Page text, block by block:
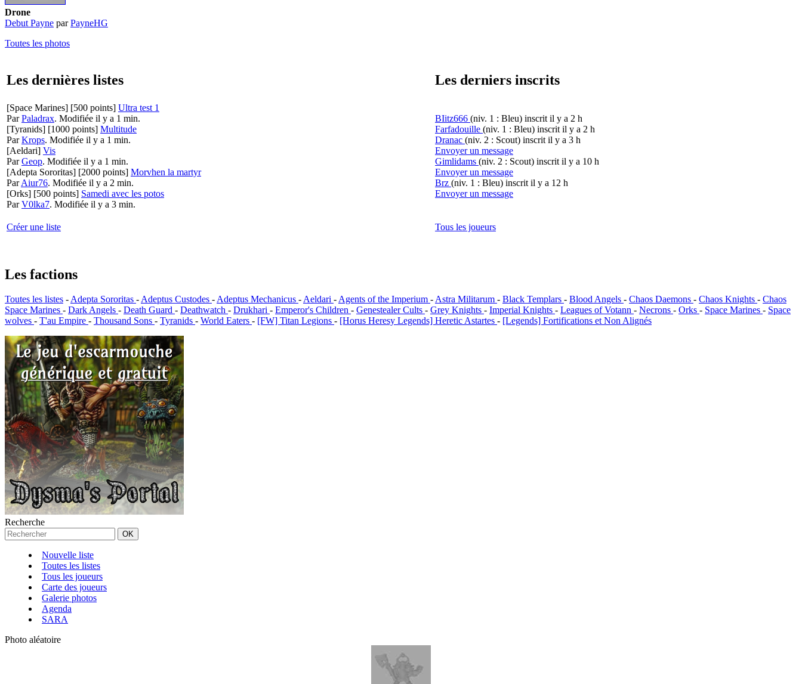
Drone
Debut Payne parPayneHG
Toutes les photos
Les dernières listes Les derniers inscrits
[Space Marines] [500 points] Ultra test 1
ParPaladrax. Modifiée il y a 1 min.
[Tyranids] [1000 points] Multitude
ParKrops. Modifiée il y a 1 min.
[Aeldari] Vis
ParGeop. Modifiée il y a 1 min.
[Adepta Sororitas] [2000 points] Morvhen la martyr
ParAiur76. Modifiée il y a 2 min.
[Orks] [500 points] Samedi avec les potos
ParV0lka7. Modifiée il y a 3 min.
BIitz666 (niv. 1 : Bleu) inscrit il y a 2 h
Farfadouille (niv. 1 : Bleu) inscrit il y a 2 h
Dranac (niv. 2 : Scout) inscrit il y a 3 h
Envoyer un message
Gimlidams (niv. 2 : Scout) inscrit il y a 10 h
Envoyer un message
Brz (niv. 1 : Bleu) inscrit il y a 12 h
Envoyer un message
Créer une liste Tous les joueurs
Les factions
Toutes les listes -Adepta Sororitas -Adeptus Custodes -Adeptus Mechanicus -Aeldari -Agents of the Imperium -Astra Militarum - Black Templars - Blood Angels - Chaos Daemons - Chaos Knights - Chaos
Space Marines - Dark Angels - Death Guard - Deathwatch - Drukhari - Emperor's Children - Genestealer Cults - Grey Knights - Imperial Knights - Leagues of Votann - Necrons - Orks - Space Marines - Space
wolves - T'au Empire - Thousand Sons - Tyranids - World Eaters - [FW] Titan Legions - [Horus Heresy Legends] Heretic Astartes - [Legends] Fortifications et Non Alignés
Recherche
Nouvelle liste
Toutes les listes
Tous les joueurs
Carte des joueurs
Galerie photos
Agenda
SARA
Photo aléatoire